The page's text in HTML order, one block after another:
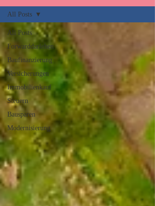
All Posts
Forwarddarlehen
Baufinanzierung
Versicherungen
Immobilienkauf
Steuern
Bausparen
Modernisierung
All Posts